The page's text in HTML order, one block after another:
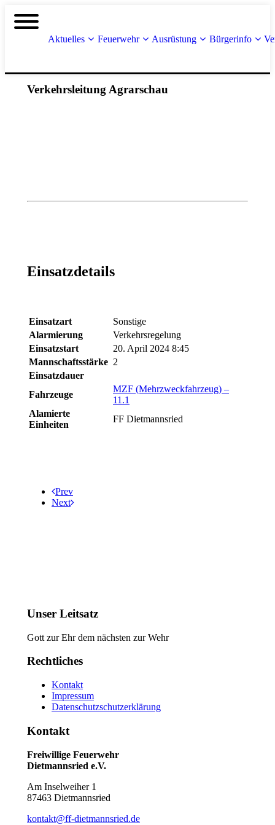
Aktuelles Feuerwehr Ausrüstung Bürgerinfo
Verkehrsleitung Agrarschau
Einsatzdetails
Einsatzart
Sonstige
Alarmierung
Verkehrsregelung
Einsatzstart
20. April 2024 8:45
Mannschaftsstärke 2
Einsatzdauer
Fahrzeuge
MZF (Mehrzweckfahrzeug) –
11.1
Alamierte
Einheiten
FF Dietmannsried
Prev
Next
Unser Leitsatz
Gott zur Ehr dem nächsten zur Wehr
Rechtliches
Kontakt
Impressum
Datenschutzschutzerklärung
Kontakt
Freiwillige Feuerwehr
Dietmannsried e.V.
Am Inselweiher 1
87463 Dietmannsried
kontakt@ff-dietmannsried.de